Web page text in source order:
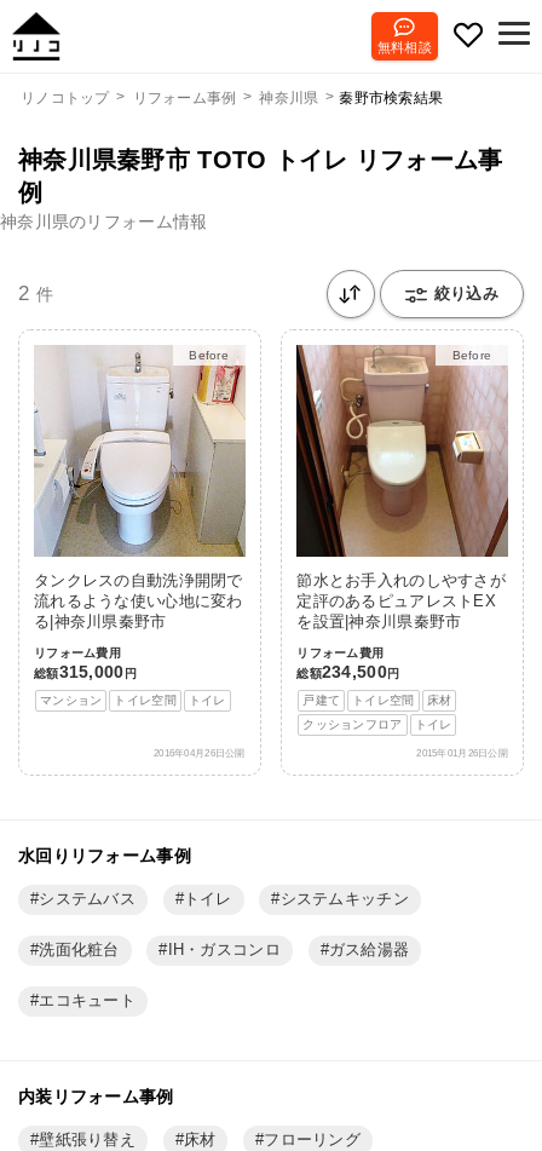
無料相談
リノコトップ リフォーム事例 神奈川県 秦野市検索結果
神奈川県秦野市 TOTO トイレ リフォーム事
例
神奈川県のリフォーム情報
2 件 絞り込み
Before
After
タンクレスの自動洗浄開閉で
流れるような使い心地に変わ
る|神奈川県秦野市
リフォーム費用
総額315,000 円
マンション
トイレ空間 トイレ
2016年04月26日公開
Before
After
節水とお手入れのしやすさが
定評のあるピュアレストEX
を設置|神奈川県秦野市
リフォーム費用
総額234,500円
戸建て
トイレ空間
床材
クッションフロア
トイレ
2015年01月26日公開
水回りリフォーム事例
システムバス トイレ システムキッチン
洗面化粧台 IH・ガスコンロ ガス給湯器
エコキュート
内装リフォーム事例
壁紙張り替え 床材 フローリング